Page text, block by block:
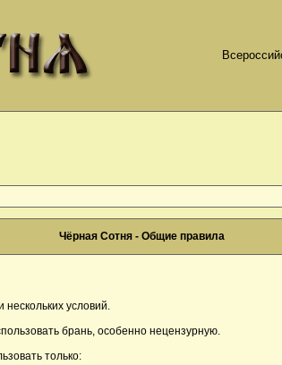
Чёрная Сотня - Общие правила
условий.
брань, особенно нецензурную.
только: